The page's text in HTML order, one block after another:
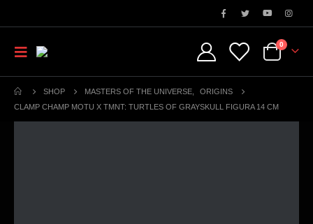
0
SHOP MASTERS OF THE UNIVERSE
ORIGINS
CLAMP CHAMP MOTU X TMNT: TURTLES OF GRAYSKULL FIGURA 14 CM